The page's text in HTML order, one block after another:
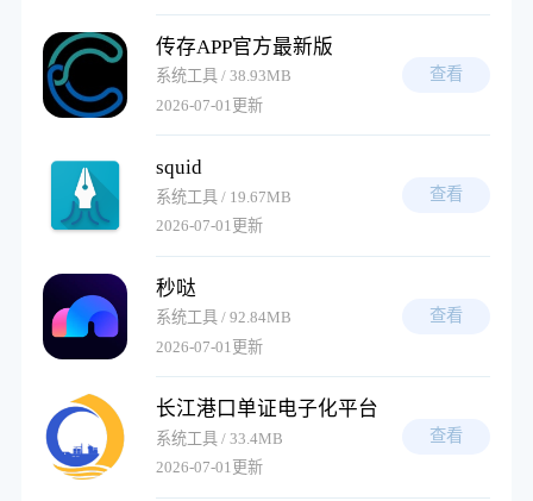
传存APP官方最新版
系统工具 / 38.93MB
2026-07-01更新
查看
squid
系统工具 / 19.67MB
2026-07-01更新
查看
秒哒
系统工具 / 92.84MB
2026-07-01更新
查看
长江港口单证电子化平台
系统工具 / 33.4MB
2026-07-01更新
查看